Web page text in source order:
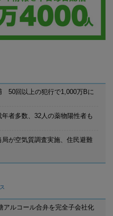
50回以上の犯行で1,000万Bに
者多数、32人の薬物陽性者も
が空気質調査実施、住民避難
アルコール合弁を完全子会社化